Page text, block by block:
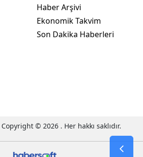
Haber Arşivi
Ekonomik Takvim
Son Dakika Haberleri
Copyright © 2026 . Her hakkı saklıdır.